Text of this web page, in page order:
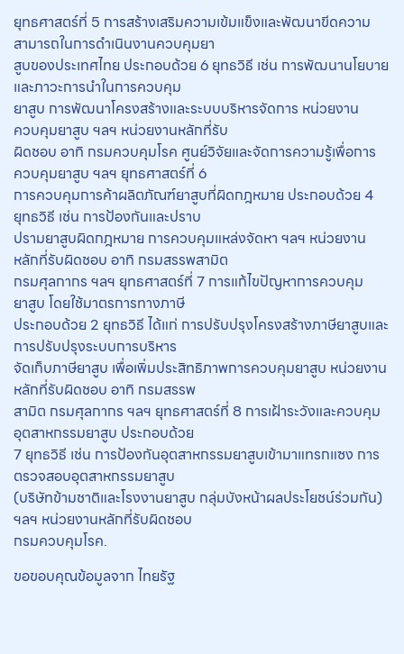
ยุทธศาสตร์ที่ 5 การสร้างเสริมความเข้มแข็งและพัฒนาขีดความ
สามารถในการดำเนินงานควบคุมยา
สูบของประเทศไทย ประกอบด้วย 6 ยุทธวิธี เช่น การพัฒนานโยบาย
และภาวะการนำในการควบคุม
ยาสูบ การพัฒนาโครงสร้างและระบบบริหารจัดการ หน่วยงาน
ควบคุมยาสูบ ฯลฯ หน่วยงานหลักที่รับ
ผิดชอบ อาทิ กรมควบคุมโรค ศูนย์วิจัยและจัดการความรู้เพื่อการ
ควบคุมยาสูบ ฯลฯ ยุทธศาสตร์ที่ 6
การควบคุมการค้าผลิตภัณฑ์ยาสูบที่ผิดกฎหมาย ประกอบด้วย 4
ยุทธวิธี เช่น การป้องกันและปราบ
ปรามยาสูบผิดกฎหมาย การควบคุมแหล่งจัดหา ฯลฯ หน่วยงาน
หลักที่รับผิดชอบ อาทิ กรมสรรพสามิต
กรมศุลกากร ฯลฯ ยุทธศาสตร์ที่ 7 การแก้ไขปัญหาการควบคุม
ยาสูบ โดยใช้มาตรการทางภาษี
ประกอบด้วย 2 ยุทธวิธี ได้แก่ การปรับปรุงโครงสร้างภาษียาสูบและ
การปรับปรุงระบบการบริหาร
จัดเก็บภาษียาสูบ เพื่อเพิ่มประสิทธิภาพการควบคุมยาสูบ หน่วยงาน
หลักที่รับผิดชอบ อาทิ กรมสรรพ
สามิต กรมศุลกากร ฯลฯ ยุทธศาสตร์ที่ 8 การเฝ้าระวังและควบคุม
อุตสาหกรรมยาสูบ ประกอบด้วย
7 ยุทธวิธี เช่น การป้องกันอุตสาหกรรมยาสูบเข้ามาแทรกแซง การ
ตรวจสอบอุตสาหกรรมยาสูบ
(บริษัทข้ามชาติและโรงงานยาสูบ กลุ่มบังหน้าผลประโยชน์ร่วมกัน)
ฯลฯ หน่วยงานหลักที่รับผิดชอบ
กรมควบคุมโรค.
ขอขอบคุณข้อมูลจาก ไทยรัฐ